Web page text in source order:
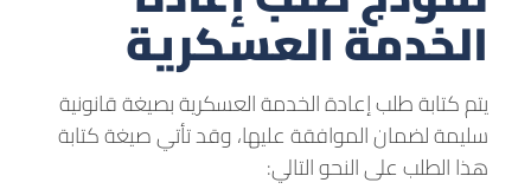
الخدمة العسكرية
يتم كتابة طلب إعادة الخدمة العسكرية بصيغة قانونية
سليمة لضمان الموافقة عليها، وقد تأتي صيغة كتابة
هذا الطلب على النحو التالي: